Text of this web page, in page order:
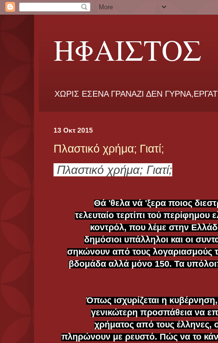
ΗΦΑΙΣΤΟΣ
ΧΩΡΙΣ ΕΣΕΝΑ ΓΡΑΝΑΖΙ ΔΕΝ
13 Οκτ 2015
Πλαστικό χρήμα; Γιατί;
Πλαστικό χρήμα; Γιατί;
Θά 'θελα νά 'ξερα ποιος
τελευταίο τερτίπι τού περίφημου
κοντρόλ, που λέμε στην
δημόσιοι υπάλληλοι και οι
σηκώνουν από τους λογαριασμούς
βδομάδα αλλά μόνο 150. Τα
Όπως ισχυρίζεται η
γενικώτερη προσπάθεια να
χρήματος από τους έλληνες,
πληρώνουν με ρευστό. Πώς να το